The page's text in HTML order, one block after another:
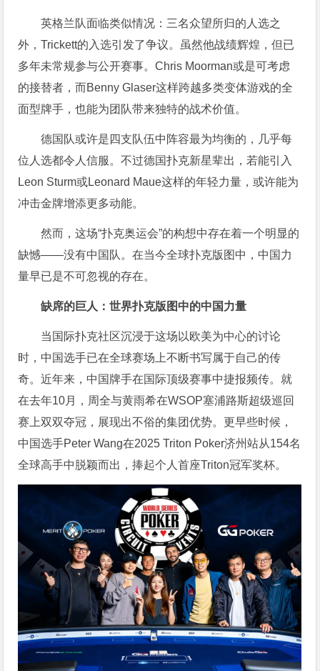
英格兰队面临类似情况：三名众望所归的人选之
外，Trickett的入选引发了争议。虽然他战绩辉煌，但已
多年未常规参与公开赛事。Chris Moorman或是可考虑
的接替者，而Benny Glaser这样跨越多类变体游戏的全
面型牌手，也能为团队带来独特的战术价值。
德国队或许是四支队伍中阵容最为均衡的，几乎每
位人选都令人信服。不过德国扑克新星辈出，若能引入
Leon Sturm或Leonard Maue这样的年轻力量，或许能为
冲击金牌增添更多动能。
然而，这场“扑克奥运会”的构想中存在着一个明显的
缺憾——没有中国队。在当今全球扑克版图中，中国力
量早已是不可忽视的存在。
缺席的巨人：世界扑克版图中的中国力量
当国际扑克社区沉浸于这场以欧美为中心的讨论
时，中国选手已在全球赛场上不断书写属于自己的传
奇。近年来，中国牌手在国际顶级赛事中捷报频传。就
在去年10月，周全与黄雨希在WSOP塞浦路斯超级巡回
赛上双双夺冠，展现出不俗的集团优势。更早些时候，
中国选手Peter Wang在2025 Triton Poker济州站从154名
全球高手中脱颖而出，捧起个人首座Triton冠军奖杯。